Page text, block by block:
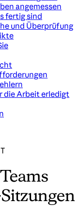
angemessen
fertig sind
und Überprüfung
die Arbeit erledigt